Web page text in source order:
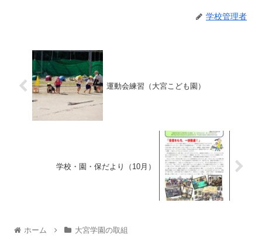
学校管理者
運動会練習（大宮こども園）
学校・園・保だより（10月）
ホーム 大宮学園の取組